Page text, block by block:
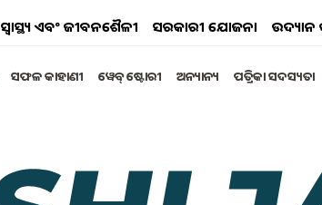
ସ୍ୱାସ୍ଥ୍ୟ ଏବଂ ଜୀବନଶୈଳୀ ସରକାରୀ ଯୋଜନା ଉଦ୍ୟାନ
ସଫଳ କାହାଣୀ ୱେବ୍ ଷ୍ଟୋରୀ ଅନ୍ୟାନ୍ୟ ପତ୍ରିକା ସଦସ୍ୟତା